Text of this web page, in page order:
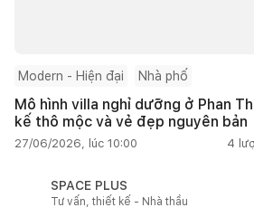
Modern - Hiện đại Nhà phố
Mô hình villa nghỉ dưỡng ở Phan
kế thô mộc và vẻ đẹp nguyên bản
27/06/2026, lúc 10:00 4
SPACE PLUS
Tư vấn, thiết kế - Nhà thầu